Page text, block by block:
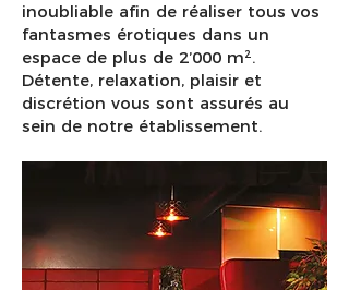
inoubliable afin de réaliser tous vos
fantasmes érotiques dans un
espace de plus de 2’000 m².
Détente, relaxation, plaisir et
discrétion vous sont assurés au
sein de notre établissement.